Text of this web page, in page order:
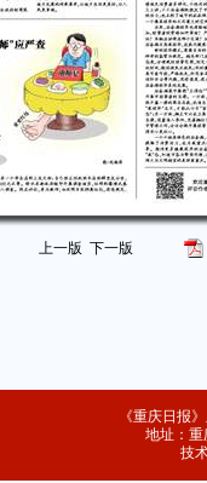
上一版 下一版
《重庆日报
地址：重
技